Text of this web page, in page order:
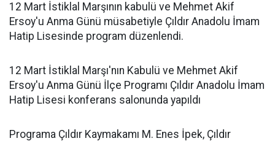
12 Mart İstiklal Marşının kabulü ve Mehmet Akif
Ersoy'u Anma Günü müsabetiyle Çıldır Anadolu İmam
Hatip Lisesinde program düzenlendi.
12 Mart İstiklal Marşı'nın Kabulü ve Mehmet Akif
Ersoy'u Anma Günü İlçe Programı Çıldır Anadolu İmam
Hatip Lisesi konferans salonunda yapıldı
Programa Çıldır Kaymakamı M. Enes İpek, Çıldır